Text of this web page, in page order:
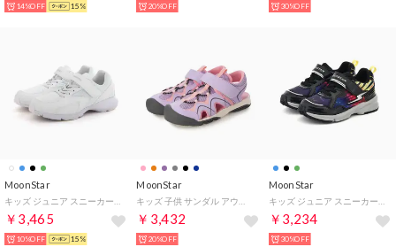
14%OFF 15% 20%OFF 30%OFF
MoonStar
￥3,465
10%OFF 15%
MoonStar
￥3,432
20%OFF
MoonStar
￥3,234
30%OFF